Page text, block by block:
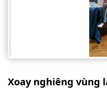
Xoay nghiêng vùng